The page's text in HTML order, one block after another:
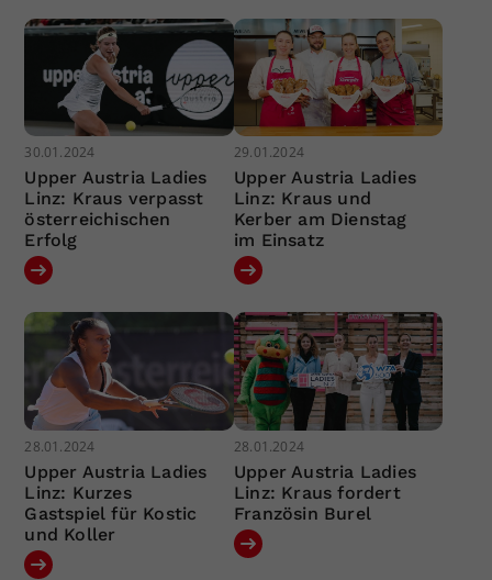
30.01.2024
Upper Austria Ladies
Linz: Kraus verpasst
österreichischen
Erfolg
29.01.2024
Upper Austria Ladies
Linz: Kraus und
Kerber am Dienstag
im Einsatz
28.01.2024
Upper Austria Ladies
Linz: Kurzes
Gastspiel für Kostic
und Koller
28.01.2024
Upper Austria Ladies
Linz: Kraus fordert
Französin Burel